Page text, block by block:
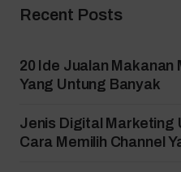
Recent Posts
20 Ide Jualan Makanan
Yang Untung Banyak
Jenis Digital Marketing
Cara Memilih Channel